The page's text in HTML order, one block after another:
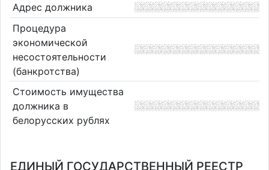
Адрес должника
Процедура
экономической
несостоятельности
(банкротства)
Стоимость имущества
должника в
белорусских рублях
ЕДИНЫЙ ГОСУДАРСТВЕННЫЙ РЕЕСТР